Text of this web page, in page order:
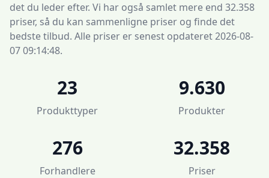
det du leder efter. Vi har også samlet mere end 32.358
priser, så du kan sammenligne priser og finde det
bedste tilbud. Alle priser er senest opdateret 2026-08-
07 09:14:48.
23
Produkttyper
9.630
Produkter
276
Forhandlere
32.358
Priser